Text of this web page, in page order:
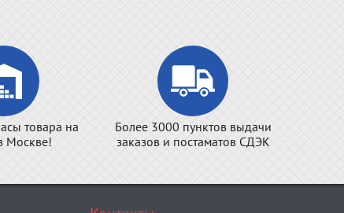
товара на
Москве!
Более 3000 пунктов выдачи
заказов и постаматов СДЭК